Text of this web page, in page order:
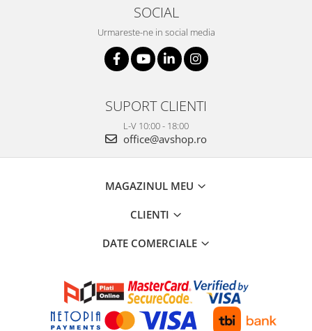
SOCIAL
Urmareste-ne in social media
SUPORT CLIENTI
L-V 10:00 - 18:00
office@avshop.ro
MAGAZINUL MEU
CLIENTI
DATE COMERCIALE